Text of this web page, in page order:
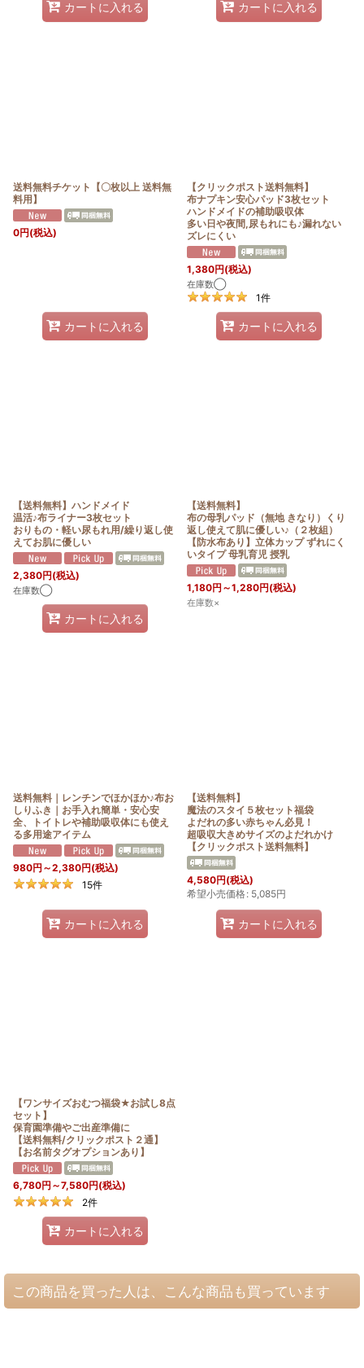
カートに入れる カートに入れる
送料無料チケット【〇枚以上 送料無
料用】
0円(税込)
カートに入れる
【クリックポスト送料無料】
布ナプキン安心パッド3枚セット
ハンドメイドの補助吸収体
多い日や夜間,尿もれにも♪漏れない
ズレにくい
1,380円(税込)
在庫数◯
1件
カートに入れる
【送料無料】ハンドメイド
温活♪布ライナー3枚セット
おりもの・軽い尿もれ用/繰り返し使
えてお肌に優しい
2,380円(税込)
在庫数◯
カートに入れる
【送料無料】
布の母乳パッド（無地 きなり）くり
返し使えて肌に優しい♪（２枚組）
【防水布あり】立体カップ ずれにく
いタイプ 母乳育児 授乳
1,180円 ～1,280円(税込)
在庫数×
送料無料｜レンチンでほかほか♪布お
しりふき｜お手入れ簡単・安心安
全、トイトレや補助吸収体にも使え
る多用途アイテム
980円 ～2,380円(税込)
15件
カートに入れる
【送料無料】
魔法のスタイ５枚セット福袋
よだれの多い赤ちゃん必見！
超吸収大きめサイズのよだれかけ
【クリックポスト送料無料】
4,580円(税込)
希望小売価格: 5,085円
カートに入れる
【ワンサイズおむつ福袋★お試し8点
セット】
保育園準備やご出産準備に
【送料無料/クリックポスト２通】
【お名前タグオプションあり】
6,780円 ～7,580円(税込)
2件
カートに入れる
この商品を買った人は、こんな商品も買っています